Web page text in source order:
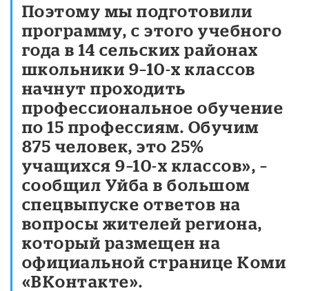
Поэтому мы подготовили
программу, с этого учебного
года в 14 сельских районах
школьники 9–10-х классов
начнут проходить
профессиональное обучение
по 15 профессиям. Обучим
875 человек, это 25%
учащихся 9–10-х классов», –
сообщил Уйба в большом
спецвыпуске ответов на
вопросы жителей региона,
который размещен на
официальной странице Коми
«ВКонтакте».